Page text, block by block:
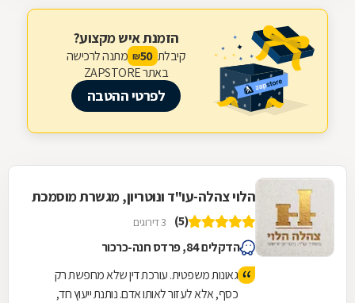
הזמנת איש מקצוע?
קיבלת 50
₪ מתנה לרכישה
באתר ZAPSTORE
לפרטי ההטבה
הלוי צהלה-עו"ד ונוטריון, מגשרת מוסמכת
(5) 3 דירוגים
הדקלים 84, פרדס חנה-כרכור
גאונות משפטית. עורכת דין שלא מחפשת רק
כסף, אלא לעזור לאותו אדם. נותנת ייעוץ חד,